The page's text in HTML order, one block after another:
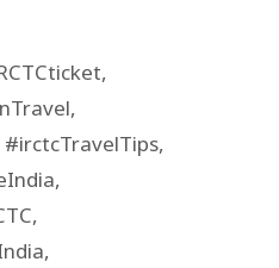
,
,
#irctcTravelTips,
,
,
,